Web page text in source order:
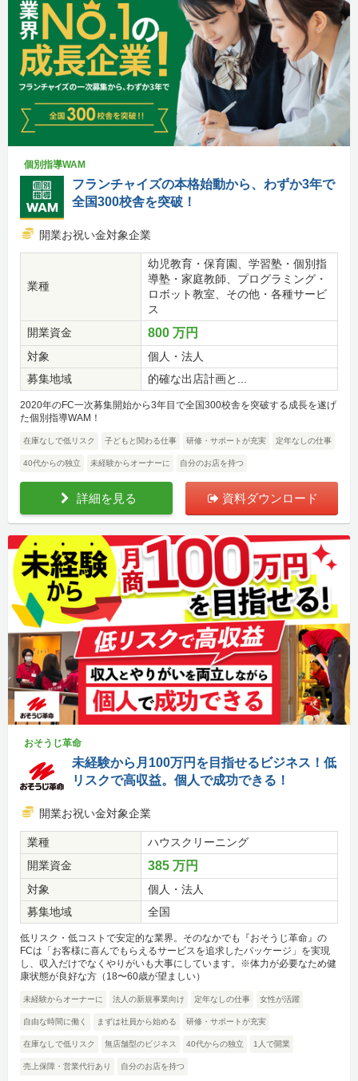
個別指導WAM
フランチャイズの本格始動から、わずか3年で
全国300校舎を突破！
開業お祝い金対象企業
業種
幼児教育・保育園、学習塾・個別指
導塾・家庭教師、プログラミング・
ロボット教室、その他・各種サービ
ス
開業資金
800 万円
対象
個人・法人
募集地域
的確な出店計画と...
2020年のFC一次募集開始から3年目で全国300校舎を突破する成長を遂げ
た個別指導WAM！
在庫なしで低リスク 子どもと関わる仕事 研修・サポートが充実 定年なしの仕事
40代からの独立 未経験からオーナーに 自分のお店を持つ
詳細を見る 資料ダウンロード
おそうじ革命
未経験から月100万円を目指せるビジネス！低
リスクで高収益。個人で成功できる！
開業お祝い金対象企業
業種
ハウスクリーニング
開業資金
385 万円
対象
個人・法人
募集地域
全国
低リスク・低コストで安定的な業界。そのなかでも『おそうじ革命』の
FCは「お客様に喜んでもらえるサービスを追求したパッケージ」を実現
し、収入だけでなくやりがいも大事にしています。※体力が必要なため健
康状態が良好な方（18〜60歳が望ましい）
未経験からオーナーに 法人の新規事業向け 定年なしの仕事 女性が活躍
自由な時間に働く まずは社員から始める 研修・サポートが充実
在庫なしで低リスク 無店舗型のビジネス 40代からの独立 1人で開業
売上保障・営業代行あり 自分のお店を持つ